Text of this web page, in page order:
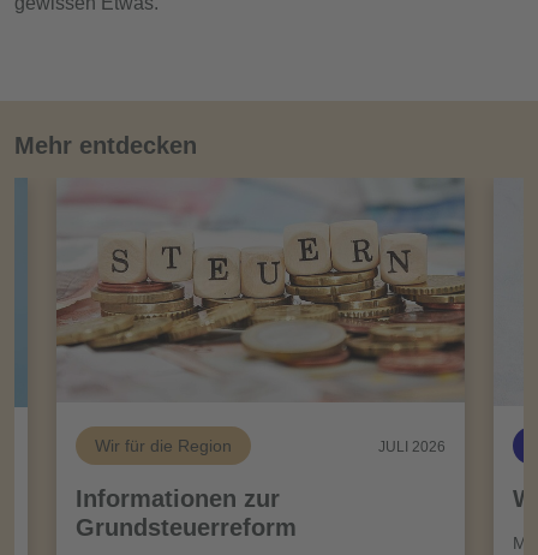
Mehr entdecken
Wir für die Region JULI 2026
Informationen zur
Grundsteuerreform